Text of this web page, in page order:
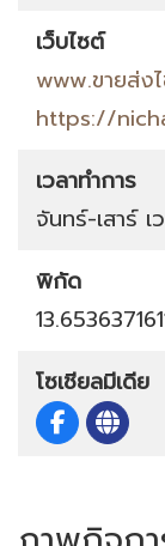
เว็บไซต์
www.ขายส่ง
https://
เวลาทำการ
จันทร์-เสาร์
พิกัด
โซเชียลมีเดีย